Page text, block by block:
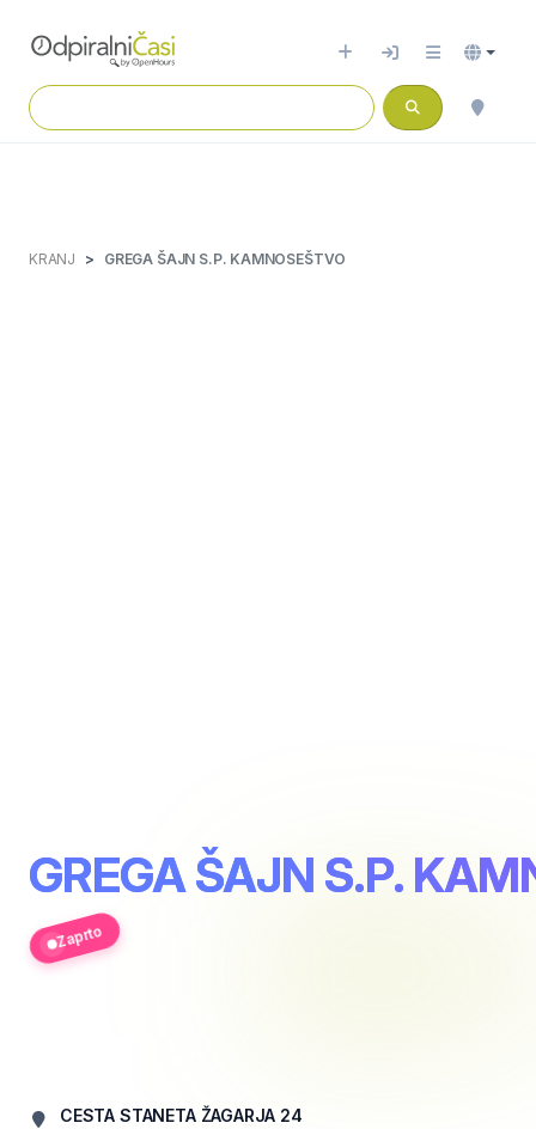
KRANJ GREGA ŠAJN S.P. KAMNOSEŠTVO
GREGA ŠAJN S.P.
Zaprto
CESTA STANETA ŽAGARJA 24